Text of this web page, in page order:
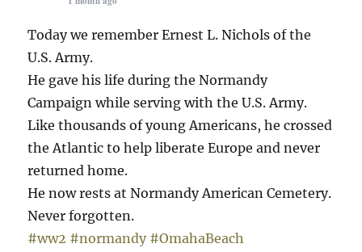
Today we remember Ernest L. Nichols of the
U.S. Army.
He gave his life during the Normandy
Campaign while serving with the U.S. Army.
Like thousands of young Americans, he crossed
the Atlantic to help liberate Europe and never
returned home.
He now rests at Normandy American Cemetery.
Never forgotten.
#ww2 #normandy #OmahaBeach